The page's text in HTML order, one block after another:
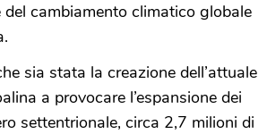
del cambiamento climatico globale
sia stata la creazione dell’attuale
a provocare l’espansione dei
settentrionale, circa 2,7 milioni di